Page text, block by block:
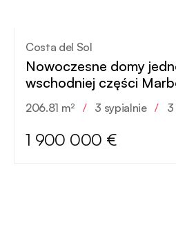
Costa del Sol
Nowoczesne domy
wschodniej części
206.81 m² / 3 sypialnie / 3
1 900 000 €